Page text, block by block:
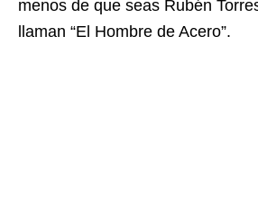
menos de que seas Rubén
llaman “El Hombre de Acero”.